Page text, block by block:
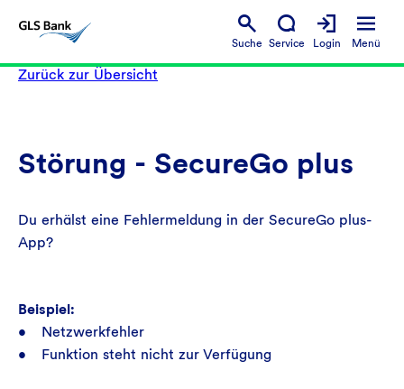
Suche Service Login Menü
Zurück zur Übersicht
Störung - SecureGo plus
Du erhälst eine Fehlermeldung in der SecureGo plus-
App?
Beispiel:
• Netzwerkfehler
• Funktion steht nicht zur Verfügung